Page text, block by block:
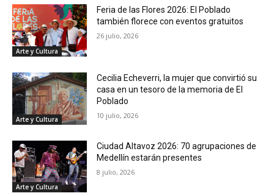
Arte y Cultura
Feria de las Flores 2026: El Poblado
también florece con eventos gratuitos
26 julio, 2026
Arte y Cultura
Cecilia Echeverri, la mujer que convirtió su
casa en un tesoro de la memoria de El
Poblado
10 julio, 2026
Arte y Cultura
Ciudad Altavoz 2026: 70 agrupaciones de
Medellín estarán presentes
8 julio, 2026